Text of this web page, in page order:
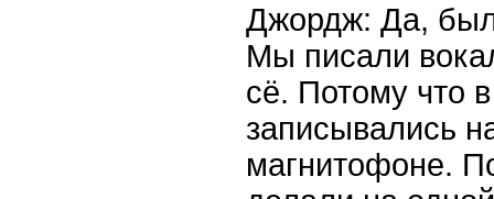
Джордж: Да,
Мы писали
сё. Потому что
записывались
магнитофоне.